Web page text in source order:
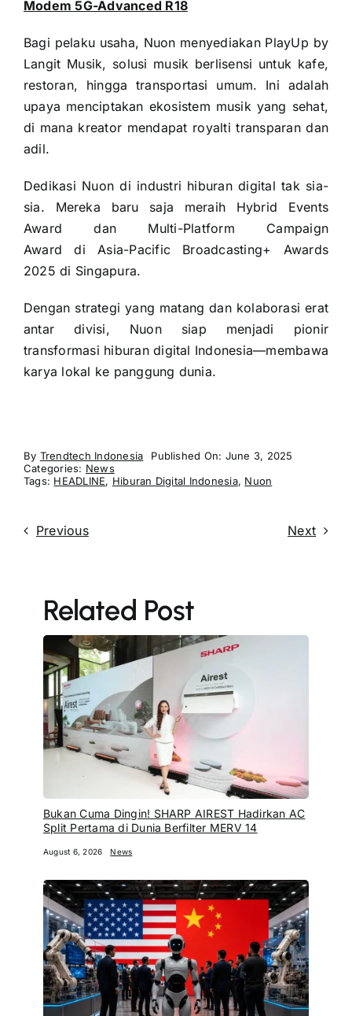
Modem 5G-Advanced R18
Bagi pelaku usaha, Nuon menyediakan PlayUp by
Langit Musik, solusi musik berlisensi untuk kafe,
restoran, hingga transportasi umum. Ini adalah
upaya menciptakan ekosistem musik yang sehat,
di mana kreator mendapat royalti transparan dan
adil.
Dedikasi Nuon di industri hiburan digital tak sia-
sia. Mereka baru saja meraih Hybrid Events
Award dan Multi-Platform Campaign
Award di Asia-Pacific Broadcasting+ Awards
2025 di Singapura.
Dengan strategi yang matang dan kolaborasi erat
antar divisi, Nuon siap menjadi pionir
transformasi hiburan digital Indonesia—membawa
karya lokal ke panggung dunia.
By Trendtech Indonesia
Published On: June 3, 2025
Categories: News
Tags: HEADLINE, Hiburan Digital Indonesia, Nuon
Previous Next
Related Post
Bukan Cuma Dingin! SHARP AIREST Hadirkan AC
Split Pertama di Dunia Berfilter MERV 14
August 6, 2026 News